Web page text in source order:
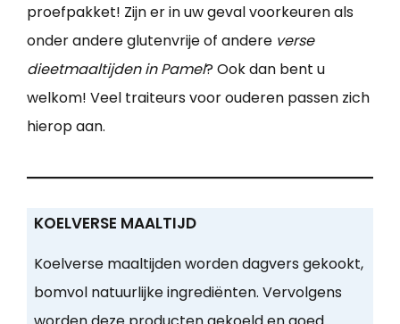
proefpakket! Zijn er in uw geval voorkeuren als
onder andere glutenvrije of andere verse
dieetmaaltijden in Pamel? Ook dan bent u
welkom! Veel traiteurs voor ouderen passen zich
hierop aan.
KOELVERSE MAALTIJD
Koelverse maaltijden worden dagvers gekookt,
bomvol natuurlijke ingrediënten. Vervolgens